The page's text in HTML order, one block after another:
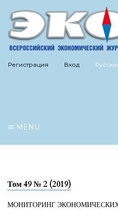
Регистрация Вход
MENU
Том 49 № 2 (2019)
МОНИТОРИНГ